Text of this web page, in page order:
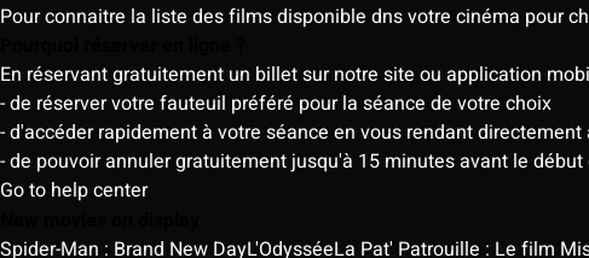
Pour connaitre la liste des films disponible dns votre cinéma pour
En réservant gratuitement un billet sur notre site ou application
- de réserver votre fauteuil préféré pour la séance de votre choix
- d'accéder rapidement à votre séance en vous rendant
- de pouvoir annuler gratuitement jusqu'à 15 minutes avant le début
Go to help center
Spider-Man : Brand New DayL'OdysséeLa Pat' Patrouille : Le film